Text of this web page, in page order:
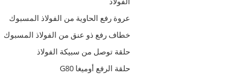
عروة رفع الحاوية من الفولاذ المسبوك
خطاف رفع ذو عنق من الفولاذ المسبوك
حلقة توصل من سبيكة الفولاذ
حلقة الرفع أوميغا G80